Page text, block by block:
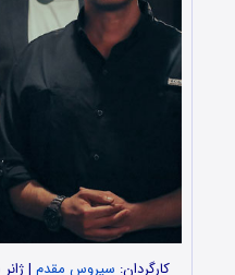
کارگردان: سیروس مقدم |